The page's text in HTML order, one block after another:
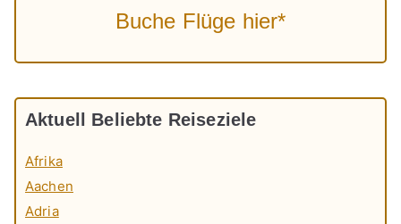
Buche Flüge hier*
Aktuell Beliebte Reiseziele
Afrika
Aachen
Adria